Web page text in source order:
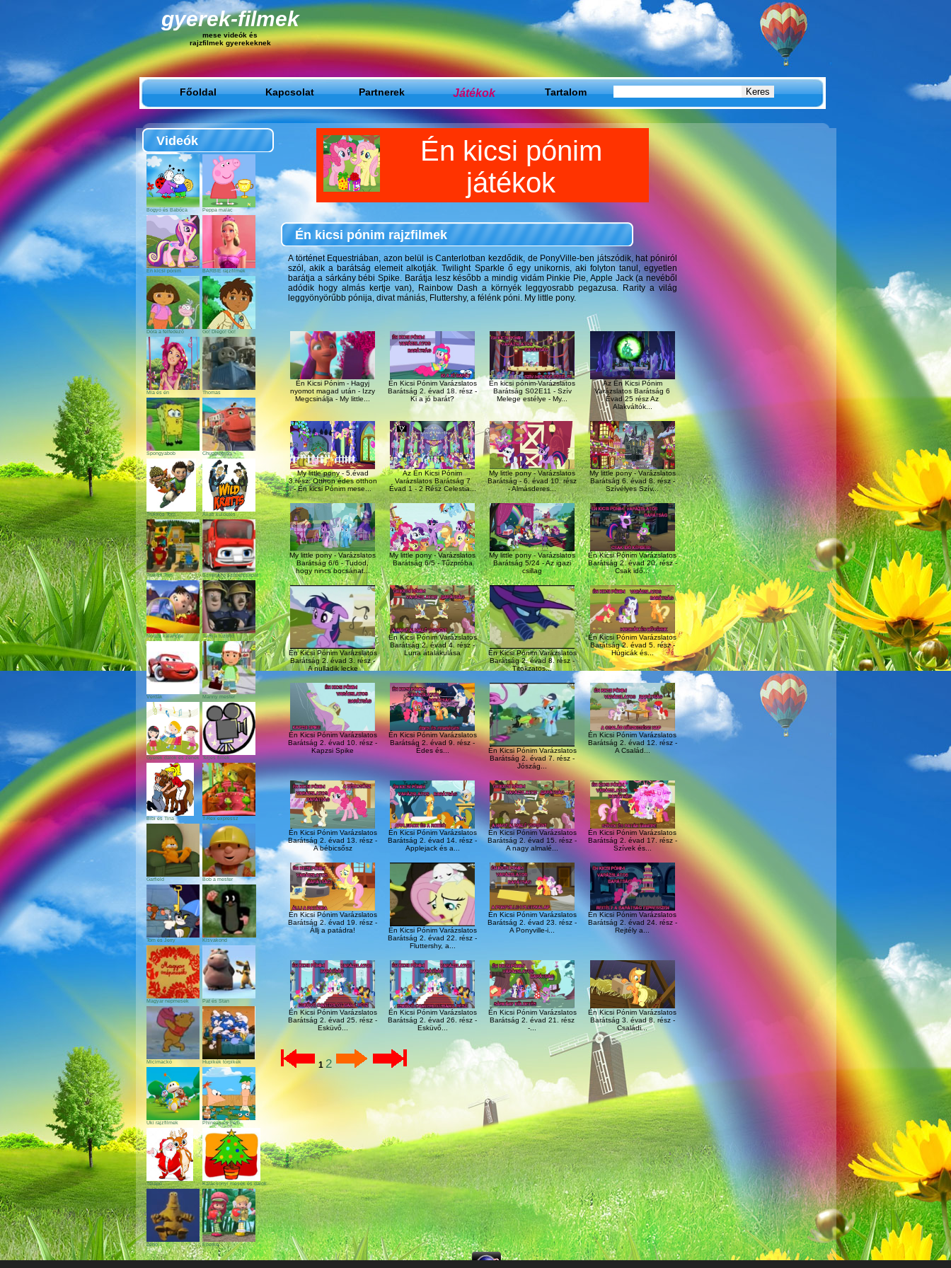
gyerek-filmek
mese videók és
rajzfilmek gyerekeknek
Főoldal Kapcsolat Partnerek Játékok Tartalom
Videók
Bogyó és Babóca Peppa malac
Én kicsi pónim BARBIE rajzfilmek
Dóra a felfedező Go! Diego! Go!
Mia és én Thomas
Spongyabob Chuggington
Trükkös Tom Állati küldetés
Traktor Tom Szirénázó szupercsapat
Noddy kalandjai Sam a tűzoltó
Verdák Manny mester
Gyerek dalok és zenék Teljes fimek
Bibi és Tina T-Rex expressz
Garfield Bob a mester
Tom és Jerry Kisvakond
Magyar népmesék Pat és Stan
Micimackó Hupikék törpikék
Uki rajzfilmek Phineas és Ferb
Télapó Karácsonyi mesék és dalok
Zénó Eperke
Én kicsi pónim
játékok
Én kicsi pónim rajzfilmek
A történet Equestriában, azon belül is Canterlotban kezdődik, de PonyVille-ben játszódik, hat póniról
szól, akik a barátság elemeit alkotják. Twilight Sparkle ő egy unikornis, aki folyton tanul, egyetlen
barátja a sárkány bébi Spike. Barátja lesz később a mindig vidám Pinkie Pie, Apple Jack (a nevéből
adódik hogy almás kertje van), Rainbow Dash a környék leggyosrabb pegazusa. Rarity a világ
leggyönyörűbb pónija, divat mániás, Fluttershy, a félénk póni. My little pony.
Én Kicsi Pónim - Hagyj
nyomot magad után - Izzy
Megcsinálja - My little...
Én Kicsi Pónim Varázslatos
Barátság 2. évad 18. rész -
Ki a jó barát?
Én kicsi pónim-Varázslatos
Barátság S02E11 - Szív
Melege estélye - My...
Az Én Kicsi Pónim
Varázslatos Barátság 6
Évad 25 rész Az
Alakváltók...
My little pony - 5.évad
3.rész: Otthon édes otthon
- Én kicsi Pónim mese...
Az Én Kicsi Pónim
Varázslatos Barátság 7
Évad 1 - 2 Rész Celestia...
My little pony - Varázslatos
Barátság - 6. évad 10. rész
- Almásderes...
My little pony - Varázslatos
Barátság 6. évad 8. rész -
Szívélyes Szív...
My little pony - Varázslatos
Barátság 6/6 - Tudod,
hogy nincs bocsánat...
My little pony - Varázslatos
Barátság 6/5 - Tűzpróba
My little pony - Varázslatos
Barátság 5/24 - Az igazi
csillag
Én Kicsi Pónim Varázslatos
Barátság 2. évad 20. rész -
Csak idő...
Én Kicsi Pónim Varázslatos
Barátság 2. évad 3. rész -
A nulladik lecke
Én Kicsi Pónim Varázslatos
Barátság 2. évad 4. rész -
Luna átalakulása
Én Kicsi Pónim Varázslatos
Barátság 2. évad 8. rész -
Titokzatos...
Én Kicsi Pónim Varázslatos
Barátság 2. évad 5. rész -
Húgicák és...
Én Kicsi Pónim Varázslatos
Barátság 2. évad 10. rész -
Kapzsi Spike
Én Kicsi Pónim Varázslatos
Barátság 2. évad 9. rész -
Édes és...
Én Kicsi Pónim Varázslatos
Barátság 2. évad 7. rész -
Jószág...
Én Kicsi Pónim Varázslatos
Barátság 2. évad 12. rész -
A Család...
Én Kicsi Pónim Varázslatos
Barátság 2. évad 13. rész -
A bébicsősz
Én Kicsi Pónim Varázslatos
Barátság 2. évad 14. rész -
Applejack és a...
Én Kicsi Pónim Varázslatos
Barátság 2. évad 15. rész -
A nagy almalé...
Én Kicsi Pónim Varázslatos
Barátság 2. évad 17. rész -
Szívek és...
Én Kicsi Pónim Varázslatos
Barátság 2. évad 19. rész -
Állj a patádra!
Én Kicsi Pónim Varázslatos
Barátság 2. évad 22. rész -
Fluttershy, a...
Én Kicsi Pónim Varázslatos
Barátság 2. évad 23. rész -
A Ponyville-i...
Én Kicsi Pónim Varázslatos
Barátság 2. évad 24. rész -
Rejtély a...
Én Kicsi Pónim Varázslatos
Barátság 2. évad 25. rész -
Esküvő...
Én Kicsi Pónim Varázslatos
Barátság 2. évad 26. rész -
Esküvő...
Én Kicsi Pónim Varázslatos
Barátság 2. évad 21. rész
-...
Én Kicsi Pónim Varázslatos
Barátság 3. évad 8. rész -
Családi...
1 2